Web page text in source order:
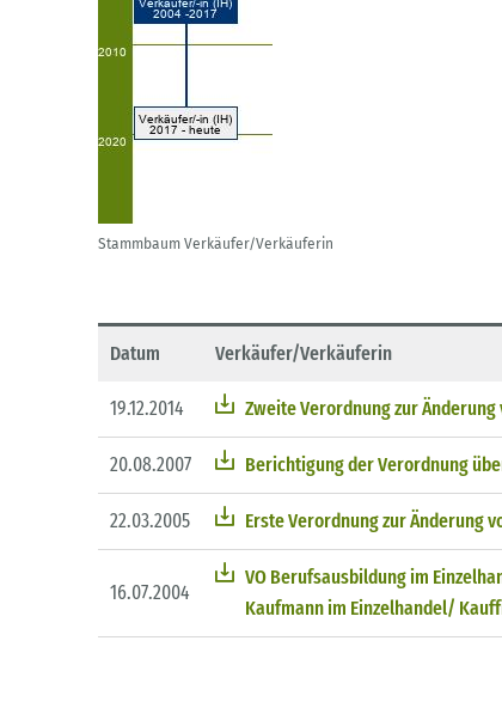
Stammbaum Verkäufer/Verkäuferin
Datum Verkäufer/Verkäuferin
19.12.2014 Zweite Verordnung zur Änderung
20.08.2007 Berichtigung der Verordnung
22.03.2005 Erste Verordnung zur Änderung
16.07.2004
VO Berufsausbildung im
Kaufmann im Einzelhandel/